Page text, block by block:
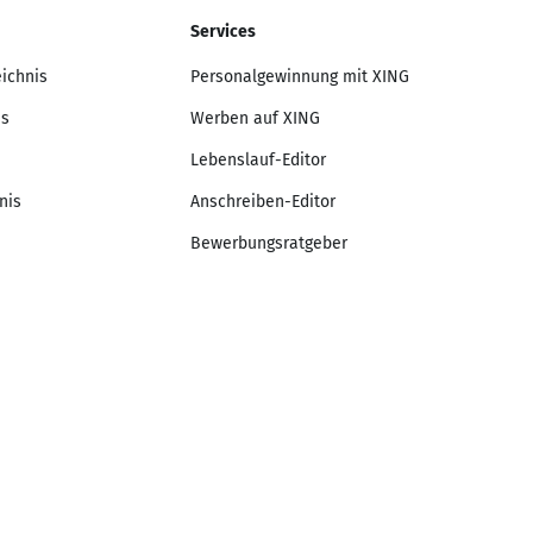
Services
Personalgewinnung mit XING
Werben auf XING
Lebenslauf-Editor
Anschreiben-Editor
Bewerbungsratgeber